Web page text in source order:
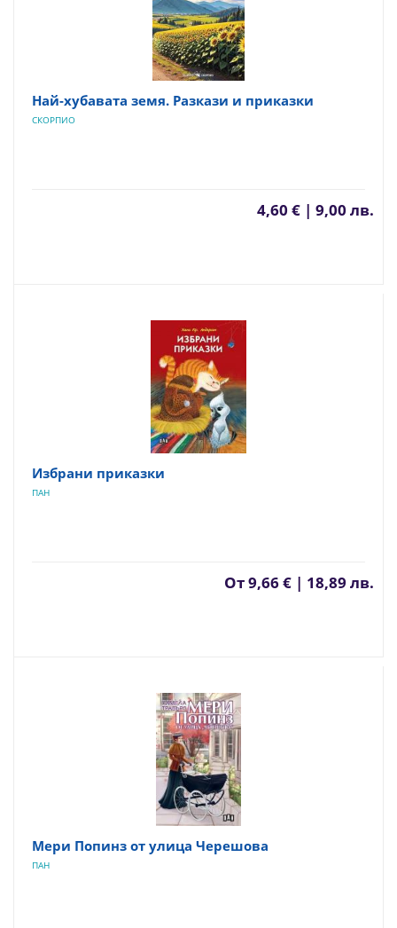
Най-хубавата земя. Разкази и приказки
СКОРПИО
4,60 € | 9,00 лв.
Избрани приказки
ПАН
От9,66 € | 18,89 лв.
Мери Попинз от улица Черешова
ПАН